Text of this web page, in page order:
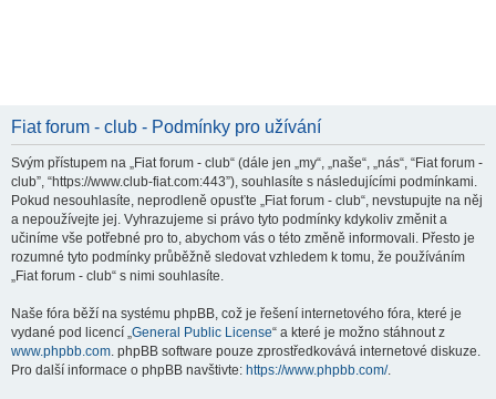
Fiat forum - club - Podmínky pro užívání
Svým přístupem na „Fiat forum - club“ (dále jen „my“, „naše“, „nás“, “Fiat forum -
club”, “https://www.club-fiat.com:443”), souhlasíte s následujícími podmínkami.
Pokud nesouhlasíte, neprodleně opusťte „Fiat forum - club“, nevstupujte na něj
a nepoužívejte jej. Vyhrazujeme si právo tyto podmínky kdykoliv změnit a
učiníme vše potřebné pro to, abychom vás o této změně informovali. Přesto je
rozumné tyto podmínky průběžně sledovat vzhledem k tomu, že používáním
„Fiat forum - club“ s nimi souhlasíte.
Naše fóra běží na systému phpBB, což je řešení internetového fóra, které je
vydané pod licencí „General Public License“ a které je možno stáhnout z
www.phpbb.com. phpBB software pouze zprostředkovává internetové diskuze.
Pro další informace o phpBB navštivte: https://www.phpbb.com/.